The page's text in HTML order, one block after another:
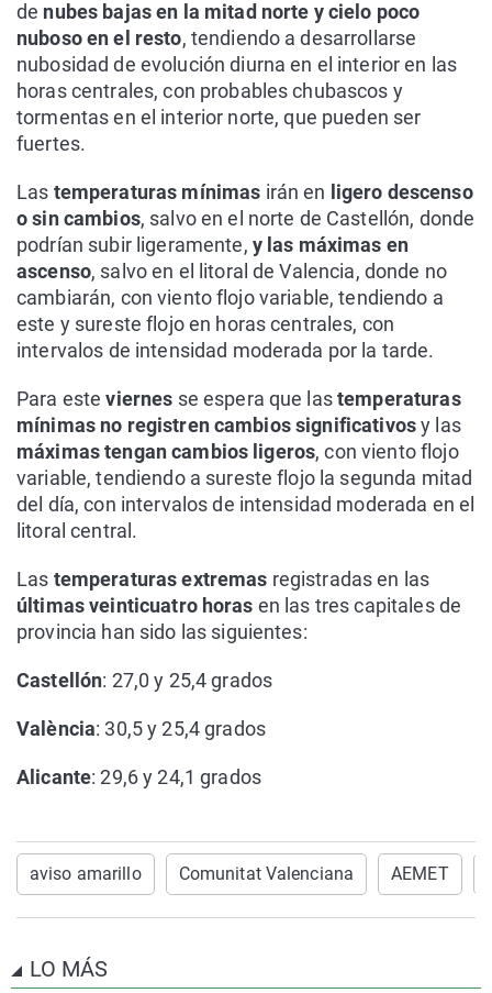
de nubes bajas en la mitad norte y cielo poco
nuboso en el resto, tendiendo a desarrollarse
nubosidad de evolución diurna en el interior en las
horas centrales, con probables chubascos y
tormentas en el interior norte, que pueden ser
fuertes.
Las temperaturas mínimas irán en ligero descenso
o sin cambios, salvo en el norte de Castellón, donde
podrían subir ligeramente, y las máximas en
ascenso, salvo en el litoral de Valencia, donde no
cambiarán, con viento flojo variable, tendiendo a
este y sureste flojo en horas centrales, con
intervalos de intensidad moderada por la tarde.
Para esteviernes se espera que lastemperaturas
mínimas no registren cambios significativosy las
máximas tengan cambios ligeros, con viento flojo
variable, tendiendo a sureste flojo la segunda mitad
del día, con intervalos de intensidad moderada en el
litoral central.
Las temperaturas extremas registradas en las
últimas veinticuatro horas en las tres capitales de
provincia han sido las siguientes:
Castellón: 27,0 y 25,4 grados
València: 30,5 y 25,4 grados
Alicante: 29,6 y 24,1 grados
aviso amarillo Comunitat Valenciana AEMET
LO MÁS